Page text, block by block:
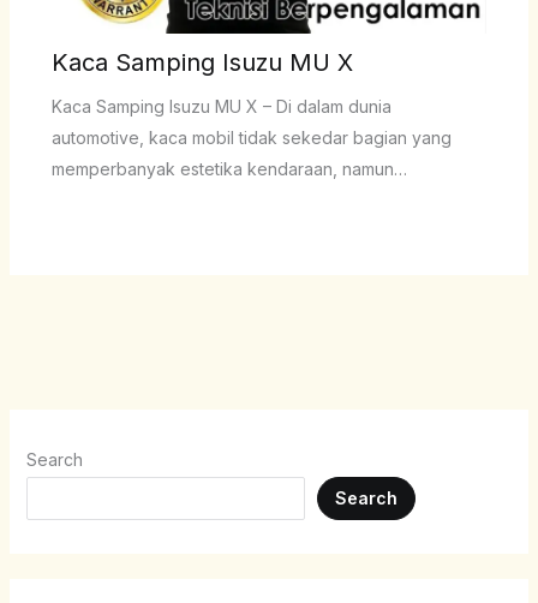
Kaca Samping Isuzu MU X
Kaca Samping Isuzu MU X – Di dalam dunia
automotive, kaca mobil tidak sekedar bagian yang
memperbanyak estetika kendaraan, namun…
Search
Search